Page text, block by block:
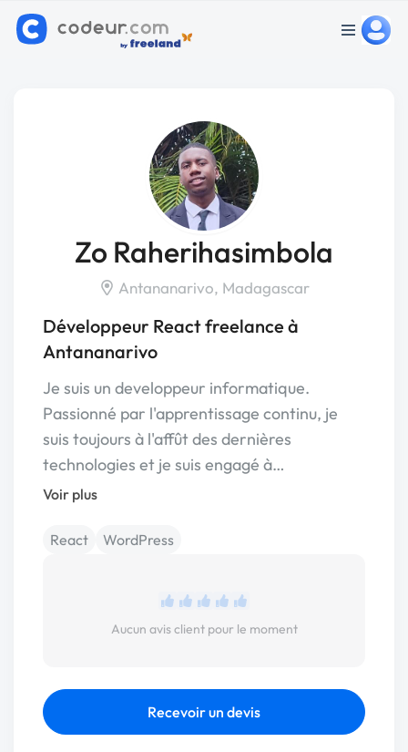
Zo Raherihasimbola
Antananarivo, Madagascar
Développeur React freelance à
Antananarivo
Je suis un developpeur informatique.
Passionné par l'apprentissage continu, je
suis toujours à l'affût des dernières
technologies et je suis engagé à…
Voir plus
React WordPress
Aucun avis client pour le moment
Recevoir un devis